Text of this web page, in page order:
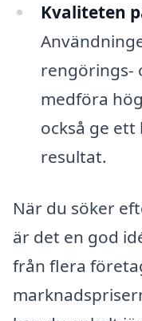
Kvaliteten
rengörings-
medföra
också ge
resultat.
När du söker
är det en god
från flera